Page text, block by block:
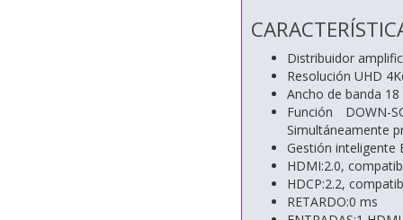
Distribuidor
Resolución UHD
Ancho de banda 18
Función
Simultáneamente
Gestión inteligente
HDMI:2.0,
HDCP:2.2,
RETARDO:0 ms